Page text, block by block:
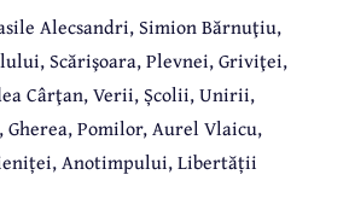
Alecsandri, Simion Bărnuţiu,
Scărişoara, Plevnei, Griviţei,
Cârţan, Verii, Școlii, Unirii,
Gherea, Pomilor, Aurel Vlaicu,
Anotimpului, Libertății